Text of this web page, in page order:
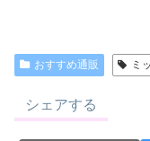
おすすめ通販 ミ
シェアする